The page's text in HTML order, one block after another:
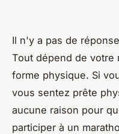
Il n'y a pas de
Tout dépend de votre
forme physique. Si
vous sentez prête
aucune raison pour
participer à un